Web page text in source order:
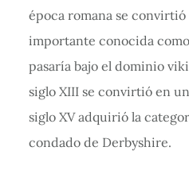
época romana se
importante conocida
pasaría bajo el dominio
siglo XIII se convirtió en
siglo XV adquirió la
condado de Derbyshire.